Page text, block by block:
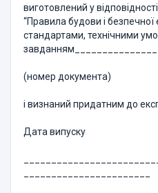
виготовлений у
“Правила будови і безпечної
стандартами, технічними
(номер документа)
і визнаний придатним до
Дата випуску